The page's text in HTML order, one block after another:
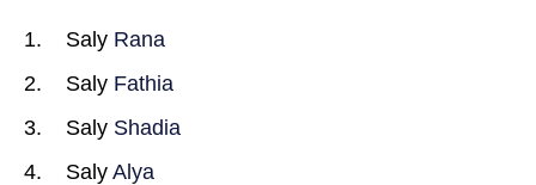
Saly Rana
Saly Fathia
Saly Shadia
Saly Alya